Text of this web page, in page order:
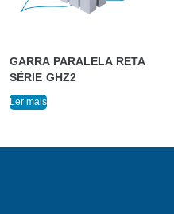
GARRA PARALELA RETA
SÉRIE GHZ2
Ler mais